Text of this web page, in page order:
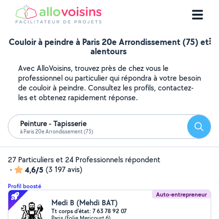
Couloir à peindre à Paris 20e Arrondissement (75) et
alentours
Avec AlloVoisins, trouvez près de chez vous le
professionnel ou particulier qui répondra à votre besoin
de couloir à peindre. Consultez les profils, contactez-
les et obtenez rapidement réponse.
Peinture - Tapisserie
à Paris 20e Arrondissement (75)
27 Particuliers et 24 Professionnels répondent
-
4,6/5 (3 197 avis)
Profil boosté
Auto-entrepreneur
Medi B (Mehdi BAT)
Tt corps d'état: 7 63 78 92 07